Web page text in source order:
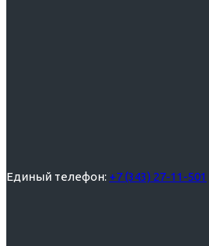
Единый телефон: +7 (343) 27-11-501